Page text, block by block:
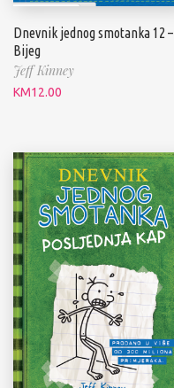
Dnevnik jednog smotanka 12 –
Bijeg
Jeff Kinney
KM12.00